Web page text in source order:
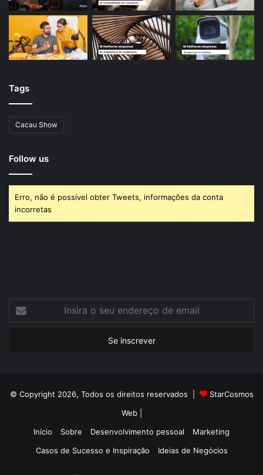
Tags
Cacau Show
Follow us
Erro, não é possível obter Tweets, informações da conta
incorretas
© Copyright 2026, Todos os direitos reservados |
StarCosmos
Web|
Início
Sobre Desenvolvimento pessoal
Marketing
Casos de Sucesso e Inspiração
Ideias de Negócios